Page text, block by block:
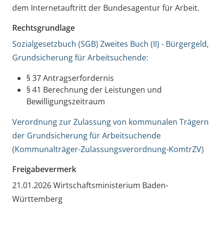
dem Internetauftritt der Bundesagentur für Arbeit.
Rechtsgrundlage
Sozialgesetzbuch (SGB) Zweites Buch (II) - Bürgergeld,
Grundsicherung für Arbeitsuchende:
§ 37 Antragserfordernis
§ 41 Berechnung der Leistungen und
Bewilligungszeitraum
Verordnung zur Zulassung von kommunalen Trägern
der Grundsicherung für Arbeitsuchende
(Kommunalträger-Zulassungsverordnung-KomtrZV)
Freigabevermerk
21.01.2026Wirtschaftsministerium Baden-
Württemberg